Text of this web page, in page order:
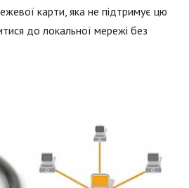
карти, яка не підтримує цю
до локальної мережі без